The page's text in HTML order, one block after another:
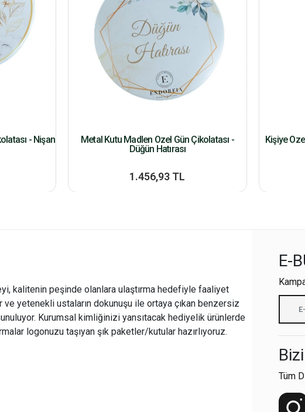
- Nişan
Metal Kutu Madlen Özel Gün Çikolatası -
Düğün Hatırası
1.456,93 TL
Kişiye
kalitenin peşinde olanlara ulaştırma hedefiyle faaliyet
yetenekli ustaların dokunuşu ile ortaya çıkan benzersiz
Kurumsal kimliğinizi yansıtacak hediyelik ürünlerde
logonuzu taşıyan şık paketler/kutular hazırlıyoruz.
E-
Tüm